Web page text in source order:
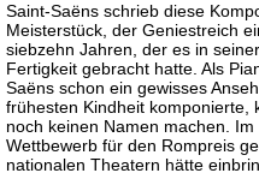
Saint-Saëns schrieb diese
Meisterstück, der Geniestreich
siebzehn Jahren, der es in
Fertigkeit gebracht hatte. Als
Saëns schon ein gewisses
frühesten Kindheit komponierte,
noch keinen Namen machen.
Wettbewerb für den Rompreis
nationalen Theatern hätte